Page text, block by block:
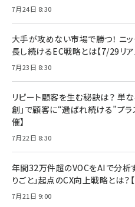
7月24日 8:30
大手が攻めない市場で勝つ！ ニ
長し続けるEC戦略とは【7/29リア
7月23日 8:30
リピート顧客を生む秘訣は？ 単な
創」で顧客に“選ばれ続ける”プ
催】
7月22日 8:30
年間32万件超のVOCをAIで分析
りごと」起点のCX向上戦略とは？
7月21日 9:00